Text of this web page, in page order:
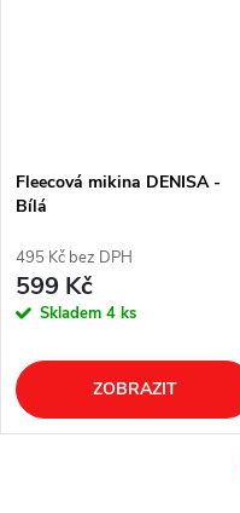
Fleecová mikina DENISA -
Bílá
495 Kč bez DPH
599 Kč
Skladem 4 ks
ZOBRAZIT